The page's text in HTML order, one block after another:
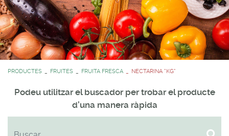
PRODUCTES FRUITES FRUITA FRESCA NECTARINA *KG*
Podeu utilitzar el buscador per trobar el producte
d'una manera ràpida